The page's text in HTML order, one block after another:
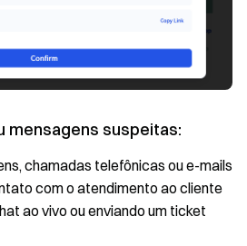
mensagens suspeitas:
chamadas telefônicas ou e-mails
com o atendimento ao cliente
ao vivo ou enviando um ticket